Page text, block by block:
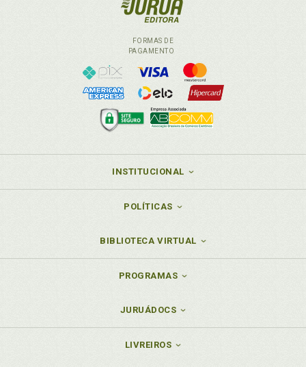
FORMAS DE
PAGAMENTO
INSTITUCIONAL
POLÍTICAS
BIBLIOTECA VIRTUAL
PROGRAMAS
JURUÁDOCS
LIVREIROS